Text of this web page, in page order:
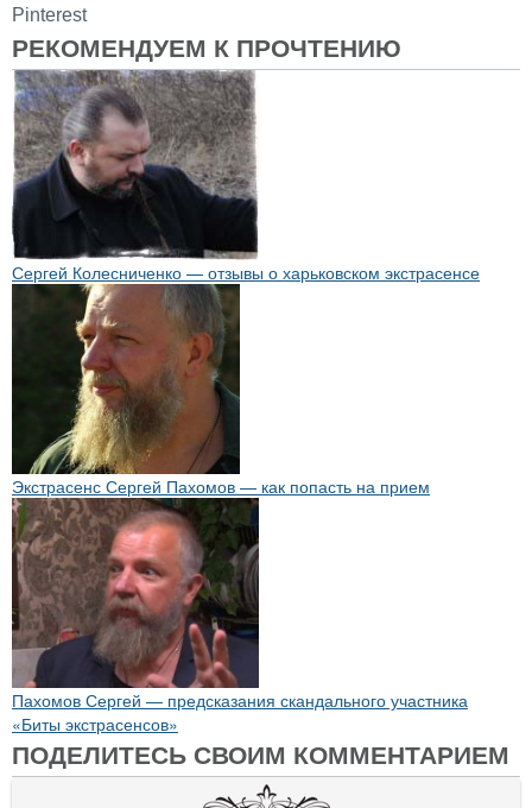
Pinterest
РЕКОМЕНДУЕМ К ПРОЧТЕНИЮ
Сергей Колесниченко — отзывы о харьковском экстрасенсе
Экстрасенс Сергей Пахомов — как попасть на прием
Пахомов Сергей — предсказания скандального участника
«Биты экстрасенсов»
ПОДЕЛИТЕСЬ СВОИМ КОММЕНТАРИЕМ